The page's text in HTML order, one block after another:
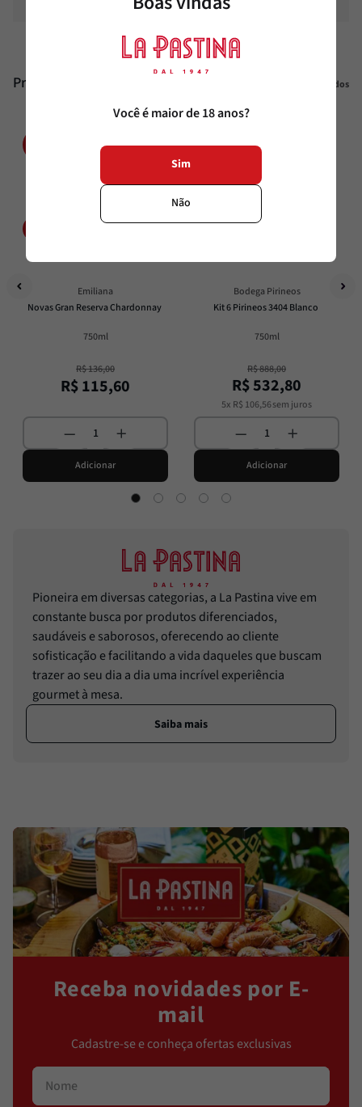
Produtos similares Veja todos
Emiliana
Novas Gran Reserva Chardonnay
750ml
R$136,00
R$115,60
Adicionar
OFF
Bodega Pirineos
Kit 6 Pirineos 3404 Blanco
750ml
R$888,00
R$532,80
5x R$ 106,56sem juros
Adicionar
Pioneira em diversas categorias, a La Pastina vive em
constante busca por produtos diferenciados,
saudáveis e saborosos, oferecendo ao cliente
sofisticação e facilitando a vida daqueles que buscam
trazer ao seu dia a dia uma incrível experiência
gourmet à mesa.
Saiba mais
Receba novidades por E-
mail
Cadastre-se e conheça ofertas exclusivas
Você é maior de 18 anos?
Sim
Não